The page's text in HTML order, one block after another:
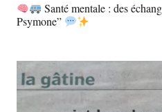
Santé mentale : des
Psymone”